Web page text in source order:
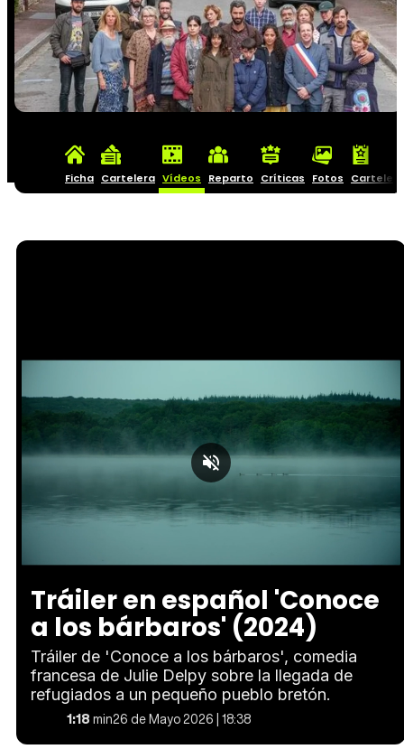
Ficha Cartelera Vídeos Reparto Críticas Fotos Carteles
46.33%
Tráiler en español 'Conoce
a los bárbaros' (2024)
Tráiler de 'Conoce a los bárbaros', comedia
francesa de Julie Delpy sobre la llegada de
refugiados a un pequeño pueblo bretón.
1:18min26 de Mayo 2026 | 18:38